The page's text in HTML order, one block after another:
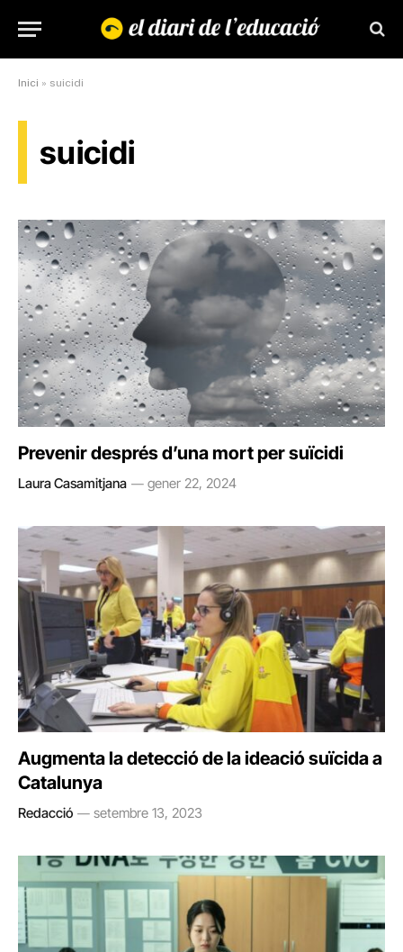
Inici » suicidi
suicidi
Prevenir després d’una mort per suïcidi
Laura Casamitjana gener 22, 2024
Augmenta la detecció de la ideació suïcida a
Catalunya
Redacció setembre 13, 2023